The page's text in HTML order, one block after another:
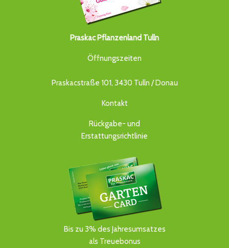
Praskac Pflanzenland Tulln
Öffnungszeiten
Praskacstraße 101, 3430 Tulln / Donau
Kontakt
Rückgabe- und
Erstattungsrichtlinie
Bis zu 3% des Jahresumsatzes
als Treuebonus